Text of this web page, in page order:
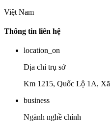
Việt Nam
Thông tin liên hệ
location_on
Địa chỉ trụ sở
Km 1215, Quốc Lộ 1A,
business
Ngành nghề chính